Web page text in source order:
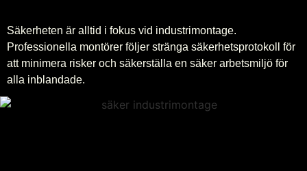
Säkerheten är alltid i fokus vid industrimontage.
Professionella montörer följer stränga säkerhetsprotokoll för
att minimera risker och säkerställa en säker arbetsmiljö för
alla inblandade.